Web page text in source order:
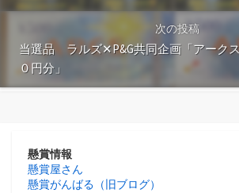
次の投稿
当選品 ラルズ✕P&G共同企画「アーク
０円分」
懸賞情報
懸賞屋さん
懸賞がんばる（旧ブログ）